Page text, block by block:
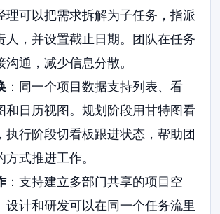
理可以把需求拆解为子任务，指派
人，并设置截止日期。团队在任务
沟通，减少信息分散。
：同一个项目数据支持列表、看
和日历视图。规划阶段用甘特图看
执行阶段切看板跟进状态，帮助团
方式推进工作。
：支持建立多部门共享的项目空
设计和研发可以在同一个任务流里